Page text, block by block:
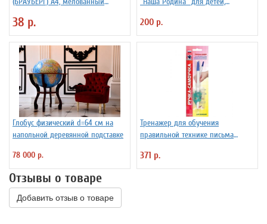
38 р. 200 р.
Глобус физический d=64 см на
напольной деревянной подставке
78 000 р.
Тренажер для обучения
правильной технике письма
правшей
371 р.
Отзывы о товаре
Добавить отзыв о товаре